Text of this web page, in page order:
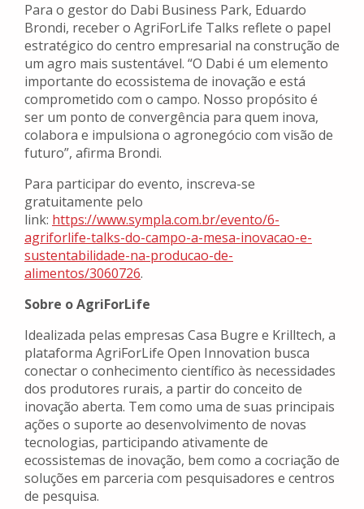
Para o gestor do Dabi Business Park, Eduardo
Brondi, receber o AgriForLife Talks reflete o papel
estratégico do centro empresarial na construção de
um agro mais sustentável. “O Dabi é um elemento
importante do ecossistema de inovação e está
comprometido com o campo. Nosso propósito é
ser um ponto de convergência para quem inova,
colabora e impulsiona o agronegócio com visão de
futuro”, afirma Brondi.
Para participar do evento, inscreva-se
gratuitamente pelo
link: https://www.sympla.com.br/evento/6-
agriforlife-talks-do-campo-a-mesa-inovacao-e-
sustentabilidade-na-producao-de-
alimentos/3060726.
Sobre o AgriForLife
Idealizada pelas empresas Casa Bugre e Krilltech, a
plataforma AgriForLife Open Innovation busca
conectar o conhecimento científico às necessidades
dos produtores rurais, a partir do conceito de
inovação aberta. Tem como uma de suas principais
ações o suporte ao desenvolvimento de novas
tecnologias, participando ativamente de
ecossistemas de inovação, bem como a cocriação de
soluções em parceria com pesquisadores e centros
de pesquisa.